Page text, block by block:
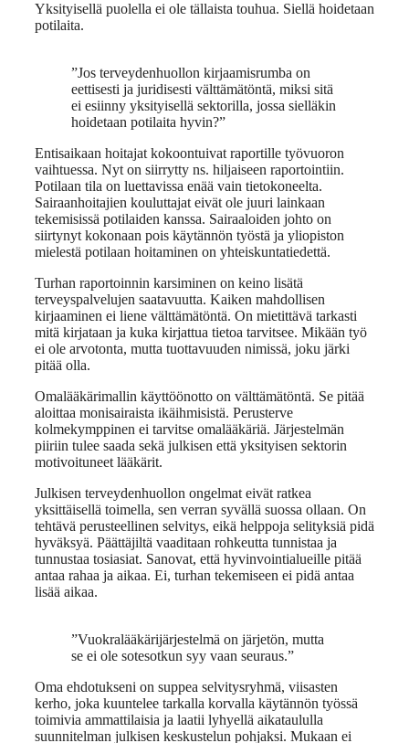
Yksityisellä puolella ei ole tällaista touhua. Siellä hoidetaan
potilaita.
”Jos terveydenhuollon kirjaamisrumba on
eettisesti ja juridisesti välttämätöntä, miksi sitä
ei esiinny yksityisellä sektorilla, jossa sielläkin
hoidetaan potilaita hyvin?”
Entisaikaan hoitajat kokoontuivat raportille työvuoron
vaihtuessa. Nyt on siirrytty ns. hiljaiseen raportointiin.
Potilaan tila on luettavissa enää vain tietokoneelta.
Sairaanhoitajien kouluttajat eivät ole juuri lainkaan
tekemisissä potilaiden kanssa. Sairaaloiden johto on
siirtynyt kokonaan pois käytännön työstä ja yliopiston
mielestä potilaan hoitaminen on yhteiskuntatiedettä.
Turhan raportoinnin karsiminen on keino lisätä
terveyspalvelujen saatavuutta. Kaiken mahdollisen
kirjaaminen ei liene välttämätöntä. On mietittävä tarkasti
mitä kirjataan ja kuka kirjattua tietoa tarvitsee. Mikään työ
ei ole arvotonta, mutta tuottavuuden nimissä, joku järki
pitää olla.
Omalääkärimallin käyttöönotto on välttämätöntä. Se pitää
aloittaa monisairaista ikäihmisistä. Perusterve
kolmekymppinen ei tarvitse omalääkäriä. Järjestelmän
piiriin tulee saada sekä julkisen että yksityisen sektorin
motivoituneet lääkärit.
Julkisen terveydenhuollon ongelmat eivät ratkea
yksittäisellä toimella, sen verran syvällä suossa ollaan. On
tehtävä perusteellinen selvitys, eikä helppoja selityksiä pidä
hyväksyä. Päättäjiltä vaaditaan rohkeutta tunnistaa ja
tunnustaa tosiasiat. Sanovat, että hyvinvointialueille pitää
antaa rahaa ja aikaa. Ei, turhan tekemiseen ei pidä antaa
lisää aikaa.
”Vuokralääkärijärjestelmä on järjetön, mutta
se ei ole sotesotkun syy vaan seuraus.”
Oma ehdotukseni on suppea selvitysryhmä, viisasten
kerho, joka kuuntelee tarkalla korvalla käytännön työssä
toimivia ammattilaisia ja laatii lyhyellä aikataululla
suunnitelman julkisen keskustelun pohjaksi. Mukaan ei